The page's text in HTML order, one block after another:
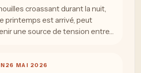
croassant durant la nuit,
printemps est arrivé, peut
une source de tension entre…
26 MAI 2026